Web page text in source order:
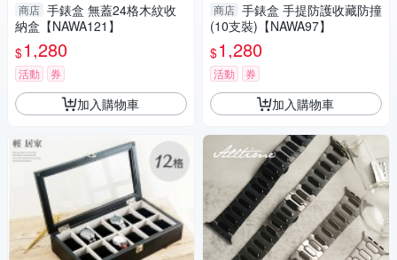
商店 手錶盒 無蓋24格木紋收
納盒【NAWA121】
$1,280
活動 券
加入購物車
商店 手錶盒 手提防護收藏防撞
(10支裝)【NAWA97】
$1,280
活動 券
加入購物車